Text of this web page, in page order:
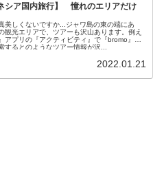
シア国内旅行】 憧れのエリアだけ
美しくないですか...ジャワ島の東の端にあ
観光エリアで、ツアーも沢山あります。例え
アプリの『アクティビティ』で『bromo』と
するとのようなツアー情報が沢...
2022.01.21